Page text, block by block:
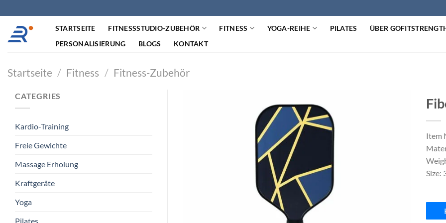
Inhalt
springen
STARTSEITE FITNESSSTUDIO-ZUBEHÖR FITNESS YOGA-REIHE PILATES
ÜBER
PERSONALISIERUNG
BLOGS KONTAKT
Startseite / Fitness / Fitness-Zubehör
CATEGRIES
Kardio-Training
Freie Gewichte
Massage Erholung
Kraftgeräte
Yoga
Pilates
Item
Size: